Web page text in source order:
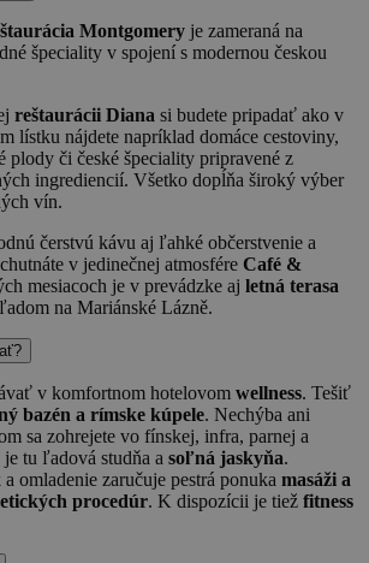
Montgomery je zameraná na
špeciality v spojení s modernou českou
reštaurácii Diana si budete pripadať ako v
lístku nájdete napríklad domáce cestoviny,
plody či české špeciality pripravené z
ingrediencií. Všetko dopĺňa široký výber
vín.
čerstvú kávu aj ľahké občerstvenie a
v jedinečnej atmosfére Café &
mesiacoch je v prevádzke aj letná terasa
na Mariánské Lázně.
v komfortnom hotelovom wellness. Tešiť
bazén a rímske kúpele. Nechýba ani
sa zohrejete vo fínskej, infra, parnej a
tu ľadová studňa a soľná jaskyňa.
omladenie zaručuje pestrá ponuka masáži a
procedúr. K dispozícii je tiež fitness